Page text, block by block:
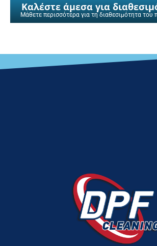
Καλέστε άμεσα για
Μάθετε περισσότερα για τη διαθεσιμότητα του